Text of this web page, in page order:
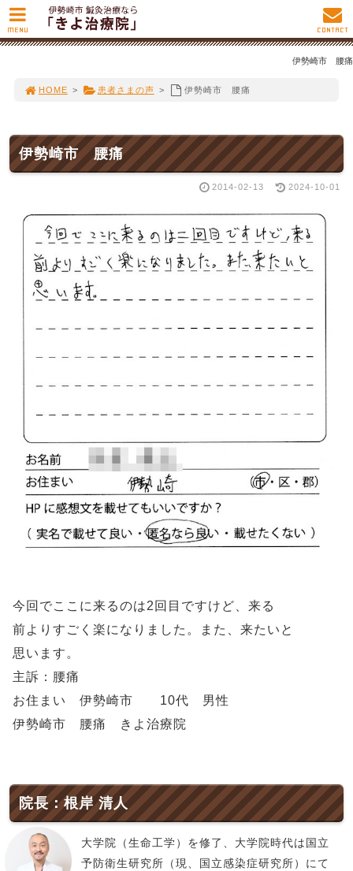
伊勢崎市 腰痛
HOME > 患者さまの声 > 伊勢崎市 腰痛
伊勢崎市 腰痛
2014-02-13 2024-10-01
今回でここに来るのは2回目ですけど、来る
前よりすごく楽になりました。また、来たいと
思います。
主訴：腰痛
お住まい 伊勢崎市 10代 男性
伊勢崎市 腰痛 きよ治療院
院長：根岸 清人
大学院（生命工学）を修了、大学院時代は国立
予防衛生研究所（現、国立感染症研究所）にて
MENU CONTACT